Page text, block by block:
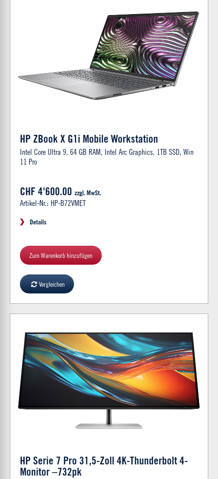
HP ZBook X G1i Mobile Workstation
Intel Core Ultra 9, 64 GB RAM, Intel Arc Graphics, 1TB SSD, Win
11 Pro
CHF 4'600.00 zzgl. MwSt.
Artikel-Nr.: HP-B72VMET
Details
Zum Warenkorb hinzufügen
Vergleichen
HP Serie 7 Pro 31,5-Zoll 4K-Thunderbolt 4-
Monitor –732pk